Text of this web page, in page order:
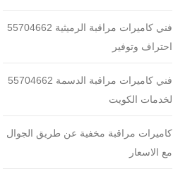
فني كاميرات مراقبة الرميثية 55704662
احتراف وتوفير
فني كاميرات مراقبة الدسمة 55704662
لخدمات الكويت
كاميرات مراقبة مخفية عن طريق الجوال
مع الاسعار